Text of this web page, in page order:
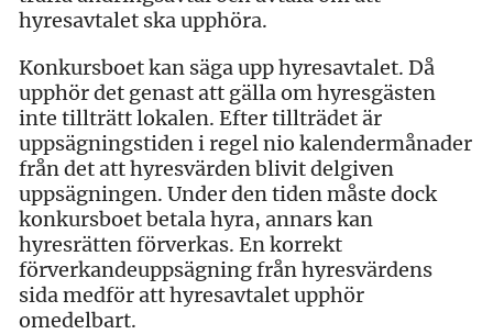
hyresavtalet ska upphöra.
Konkursboet kan säga upp hyresavtalet. Då
upphör det genast att gälla om hyresgästen
inte tillträtt lokalen. Efter tillträdet är
uppsägningstiden i regel nio kalendermånader
från det att hyresvärden blivit delgiven
uppsägningen. Under den tiden måste dock
konkursboet betala hyra, annars kan
hyresrätten förverkas. En korrekt
förverkandeuppsägning från hyresvärdens
sida medför att hyresavtalet upphör
omedelbart.